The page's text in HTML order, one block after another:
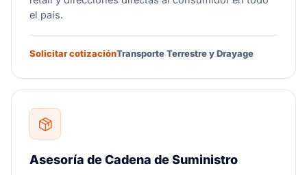
el país.
Solicitar cotizaciónTransporte Terrestre y Drayage
Asesoría de Cadena de Suministro